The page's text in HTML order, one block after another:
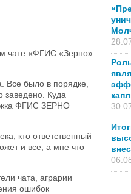
чате «ФГИС «Зерно»
было в порядке,
заведено. Куда
ФГИС ЗЕРНО
кто ответственный
и все, а мне что
чата, аграрии
ошибок